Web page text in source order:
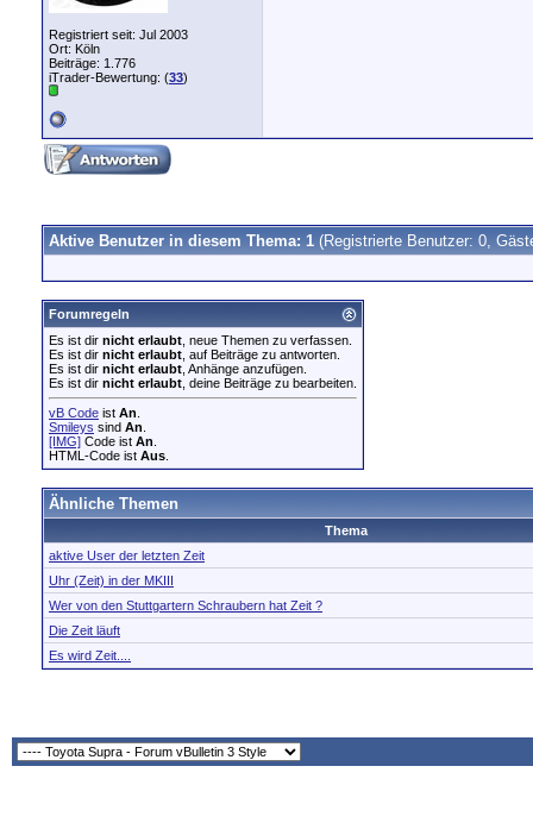
Registriert seit: Jul 2003
Ort: Köln
Beiträge: 1.776
iTrader-Bewertung: (33)
Aktive Benutzer in diesem Thema: 1 (Registrierte Benutzer: 0,
Forumregeln
Es ist dir nicht erlaubt , neue Themen zu verfassen.
Es ist dir nicht erlaubt , auf Beiträge zu antworten.
Es ist dir nicht erlaubt , Anhänge anzufügen.
Es ist dir nicht erlaubt , deine Beiträge zu bearbeiten.
vB Code ist An
Smileys sind An
[IMG] Code ist An
HTML-Code ist Aus
Ähnliche Themen
Thema
aktive User der letzten Zeit
Uhr (Zeit) in der MKIII
Wer von den Stuttgartern Schraubern hat Zeit ?
Die Zeit läuft
Es wird Zeit....